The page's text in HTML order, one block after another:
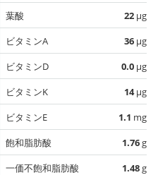
葉酸
22 µg
ビタミンA
36 µg
ビタミンD
0.0 µg
ビタミンK
14µg
ビタミンE
1.1 mg
飽和脂肪酸
1.76g
一価不飽和脂肪酸
1.48g